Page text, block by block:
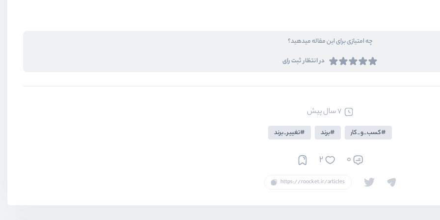
چه امتیازی برای این مقاله میدهید؟
در انتظار ثبت رای
7 سال پیش
کسب_و_کار برند تغییر_برند
0
2